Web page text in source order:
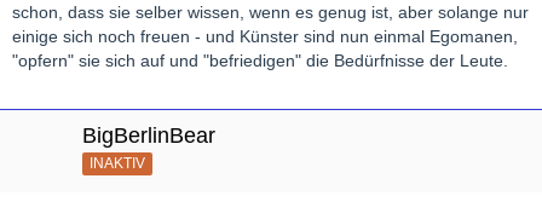
schon, dass sie selber wissen, wenn es genug ist, aber solange nur
einige sich noch freuen - und Künster sind nun einmal Egomanen,
"opfern" sie sich auf und "befriedigen" die Bedürfnisse der Leute.
BigBerlinBear
INAKTIV